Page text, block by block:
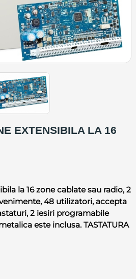
EXTENSIBILA LA 16
la 16 zone cablate sau radio, 2
48 utilizatori, accepta
2 iesiri programabile
este inclusa. TASTATURA